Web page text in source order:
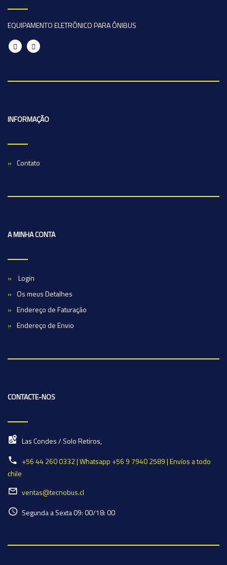
EQUIPAMENTO ELETRÔNICO PARA ÔNIBUS
INFORMAÇÃO
Contato
A MINHA CONTA
Login
Os meus Detalhes
Endereço de Faturação
Endereço de Envio
CONTACTE-NOS
Las Condes / Solo Retiros,
+56 44 260 0332 | Whatsapp +56 9 7940 2589 | Envíos a todo
chile
ventas@tecnobus.cl
Segunda a Sexta 09: 00/18: 00